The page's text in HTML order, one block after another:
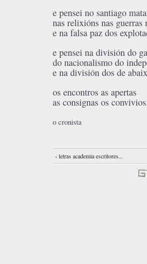
e pensei no santiago
nas relixións nas guerras
e na falsa paz dos
e pensei na división do
do nacionalismo do
e na división dos de
os encontros as apertas
as consignas os
o cronista
‹ letras academia escritores...